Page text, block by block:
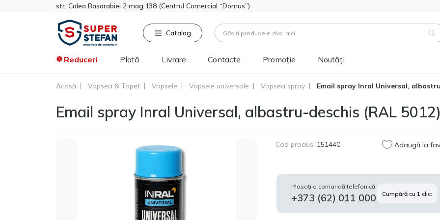
str. Calea Basarabiei 2 mag.138 (Centrul Comercial “Domus”)
Catalog
Reduceri Plată Livrare Contacte Promoție Noutăți
Tikkurila
Sniezka
Cod produs:
Hidroizolatie bitum-
Mastic, 4,5kg
514.60
Vopsea siliconică
pentru fațadă
Tikkurila Novasil
(baza MRA) 2,7L
1 346.60
MDL
Acasă Vopsea & Tapet Vopsele Vopsele universale Vopsea spray Email spray Inral Universal,
Email spray Inral Universal, albastru-deschis (RAL
Cod produs: 151440 Adaugă la
Plasați o comandă telefonică
+373 (62) 011 000 Cumpără cu 1 clic: